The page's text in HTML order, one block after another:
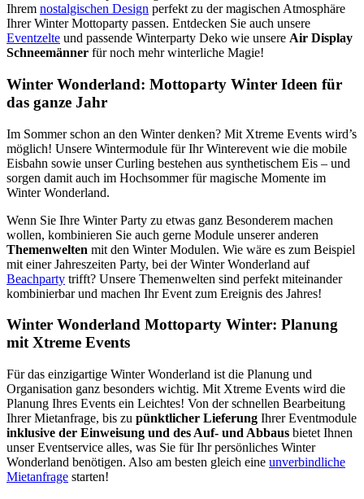
Ihrem nostalgischen Design perfekt zu der magischen Atmosphäre
Ihrer Winter Mottoparty passen. Entdecken Sie auch unsere
Eventzelte und passende Winterparty Deko wie unsere Air Display
Schneemänner für noch mehr winterliche Magie!
Winter Wonderland: Mottoparty Winter Ideen für
das ganze Jahr
Im Sommer schon an den Winter denken? Mit Xtreme Events wird’s
möglich! Unsere Wintermodule für Ihr Winterevent wie die mobile
Eisbahn sowie unser Curling bestehen aus synthetischem Eis – und
sorgen damit auch im Hochsommer für magische Momente im
Winter Wonderland.
Wenn Sie Ihre Winter Party zu etwas ganz Besonderem machen
wollen, kombinieren Sie auch gerne Module unserer anderen
Themenwelten mit den Winter Modulen. Wie wäre es zum Beispiel
mit einer Jahreszeiten Party, bei der Winter Wonderland auf
Beachparty trifft? Unsere Themenwelten sind perfekt miteinander
kombinierbar und machen Ihr Event zum Ereignis des Jahres!
Winter Wonderland Mottoparty Winter: Planung
mit Xtreme Events
Für das einzigartige Winter Wonderland ist die Planung und
Organisation ganz besonders wichtig. Mit Xtreme Events wird die
Planung Ihres Events ein Leichtes! Von der schnellen Bearbeitung
Ihrer Mietanfrage, bis zu pünktlicher Lieferung Ihrer Eventmodule
inklusive der Einweisung und des Auf- und Abbaus bietet Ihnen
unser Eventservice alles, was Sie für Ihr persönliches Winter
Wonderland benötigen. Also am besten gleich eine unverbindliche
Mietanfrage starten!